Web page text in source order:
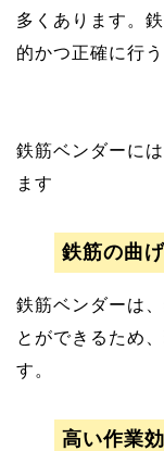
多くあります。
的かつ正確に行
鉄筋ベンダーに
ます
鉄筋の曲
鉄筋ベンダーは
とができるため
す。
高い作業